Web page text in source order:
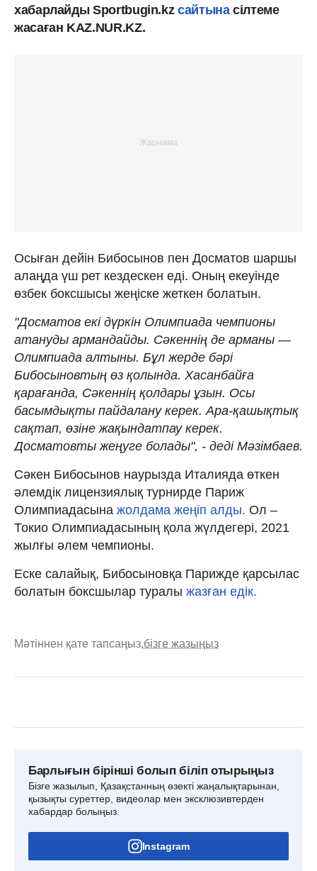
хабарлайды Sportbugin.kz сайтынасілтеме
жасаған KAZ.NUR.KZ.
Осыған дейін Бибосынов пен Досматов шаршы
алаңда үш рет кездескен еді. Оның екеуінде
өзбек боксшысы жеңіске жеткен болатын.
"Досматов екі дүркін Олимпиада чемпионы
атануды армандайды. Сәкеннің де арманы —
Олимпиада алтыны. Бұл жерде бәрі
Бибосыновтың өз қолында. Хасанбайға
қарағанда, Сәкеннің қолдары ұзын. Осы
басымдықты пайдалану керек. Ара-қашықтық
сақтап, өзіне жақындатпау керек.
Досматовты жеңуге болады", - деді Мәзімбаев.
Сәкен Бибосынов наурызда Италияда өткен
әлемдік лицензиялық турнирде Париж
Олимпиадасына жолдама жеңіп алды. Ол –
Токио Олимпиадасының қола жүлдегері, 2021
жылғы әлем чемпионы.
Еске салайық, Бибосыновқа Парижде қарсылас
болатын боксшылар туралы жазған едік.
Мәтіннен қате тапсаңыз,бізге жазыңыз
Барлығын бірінші болып біліп отырыңыз
Бізге жазылып, Қазақстанның өзекті жаңалықтарынан,
қызықты суреттер, видеолар мен эксклюзивтерден
хабардар болыңыз.
Instagram